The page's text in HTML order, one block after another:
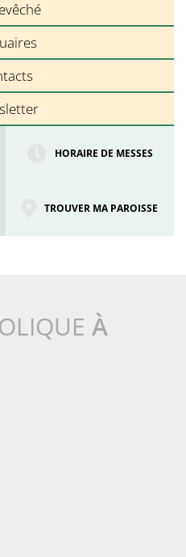
HORAIRE DE MESSES
TROUVER MA PAROISSE
À